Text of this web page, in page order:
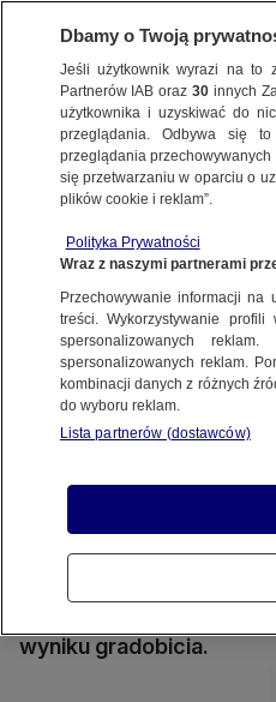
METEO
ŚWIAT
i nieprzejezdne drogi
Zespół autorów
31.05.2026, 15:35
Posłuchaj artykułu
Czyta lektor AI
Burze przetoczyły się
popołudnie. Silne ulewy
sparaliżowały ruch na
utknęły samochody. Do
doszło podczas
wyniku gradobicia.
Dbamy o Twoją
Jeśli użytkownik wyrazi na to
Partnerów IAB oraz30 innych
użytkownika i uzyskiwać do
przeglądania. Odbywa się
przeglądania
się przetwarzaniu w oparciu o
plików cookie i reklam”.
Polityka Prywatności
Wraz z naszymi partnerami
Przechowywanie informacji
treści. Wykorzystywanie
spersonalizowanych
spersonalizowanych reklam.
kombinacji danych z różnych
do wyboru reklam.
Lista partnerów (dostawców)